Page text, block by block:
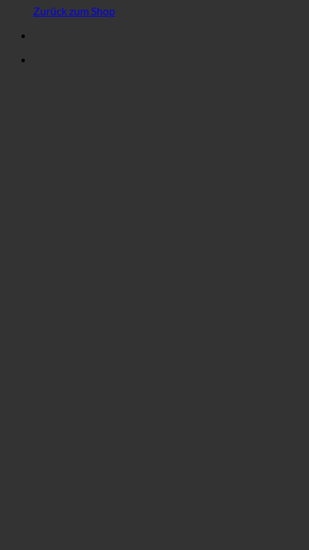
Zurück zum Shop